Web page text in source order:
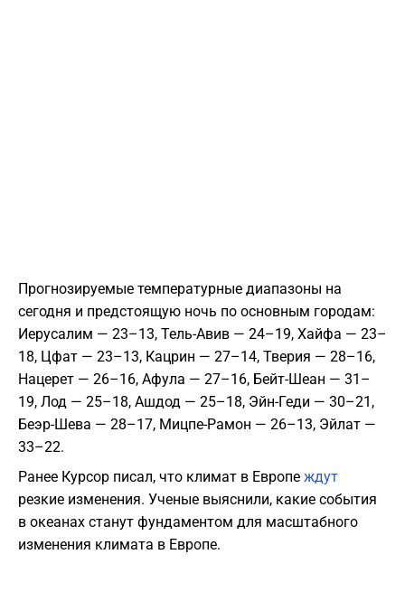
Прогнозируемые температурные диапазоны на
сегодня и предстоящую ночь по основным городам:
Иерусалим — 23–13, Тель-Авив — 24–19, Хайфа — 23–
18, Цфат — 23–13, Кацрин — 27–14, Тверия — 28–16,
Нацерет — 26–16, Афула — 27–16, Бейт-Шеан — 31–
19, Лод — 25–18, Ашдод — 25–18, Эйн-Геди — 30–21,
Беэр-Шева — 28–17, Мицпе-Рамон — 26–13, Эйлат —
33–22.
Ранее Курсор писал, что климат в Европе ждут
резкие изменения. Ученые выяснили, какие события
в океанах станут фундаментом для масштабного
изменения климата в Европе.